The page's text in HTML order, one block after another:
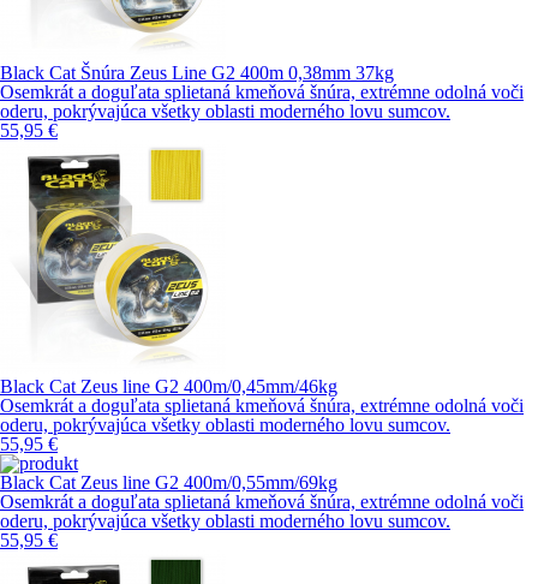
Black Cat Šnúra Zeus Line G2 400m 0,38mm 37kg
Osemkrát a doguľata splietaná kmeňová šnúra, extrémne odolná voči
oderu, pokrývajúca všetky oblasti moderného lovu sumcov.
55,95 €
Black Cat Zeus line G2 400m/0,45mm/46kg
Osemkrát a doguľata splietaná kmeňová šnúra, extrémne odolná voči
oderu, pokrývajúca všetky oblasti moderného lovu sumcov.
55,95 €
Black Cat Zeus line G2 400m/0,55mm/69kg
Osemkrát a doguľata splietaná kmeňová šnúra, extrémne odolná voči
oderu, pokrývajúca všetky oblasti moderného lovu sumcov.
55,95 €